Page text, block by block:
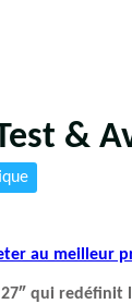
&
au meilleur
27″ qui